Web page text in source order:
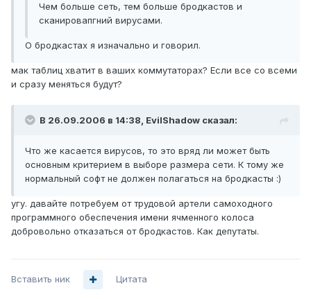
Чем больше сеть, тем больше бродкастов и
сканировапгний вирусами.
О бродкастах я изначально и говорил.
мак таблиц хватит в ваших коммутаторах? Если все со всеми
и сразу меняться будут?
В 26.09.2006 в 14:38, EvilShadow сказал:
Что же касается вирусов, то это вряд ли может быть
основным критерием в выборе размера сети. К тому же
нормальный софт не должен полагаться на бродкасты :)
угу. давайте потребуем от трудовой артели самоходного
программного обеспечения имени ячменного колоса
добровольно отказаться от бродкастов. Как депутаты.
Вставить ник Цитата